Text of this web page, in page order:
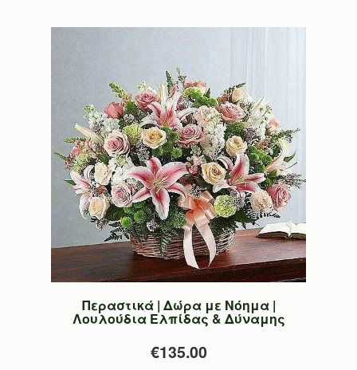
Περαστικά | Δώρα με Νόημα |
Λουλούδια Ελπίδας & Δύναμης
€135.00